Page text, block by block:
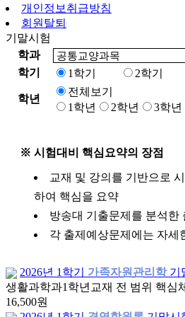
개인정보취급방침
회원탈퇴
기말시험
학과
학기
1학기 2학기
학년
전체보기
1학년
2학년 3학년
※ 시험대비 핵심요약의 장점
교재 및 강의를 기반으로
하여 핵심을 요약
방송대 기출문제를 분석한
각 출제예상문제에는 자세
2026년 1학기 가족자원관리학 기
생활과학과1학년 교재 전 범위 핵심
16,500원